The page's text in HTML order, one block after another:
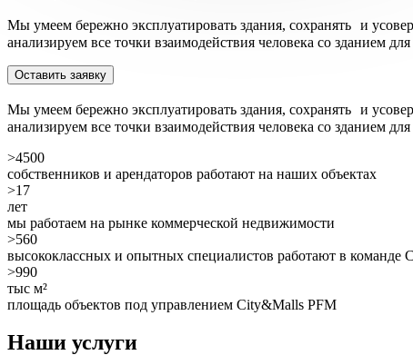
Мы умеем бережно эксплуатировать здания, сохранять и
анализируем все точки взаимодействия человека со зданием
Оставить заявку
Мы умеем бережно эксплуатировать здания, сохранять и
анализируем все точки взаимодействия человека со зданием
>4500
собственников и арендаторов работают на наших объектах
>17
лет
мы работаем на рынке коммерческой недвижимости
>560
высококлассных и опытных специалистов работают в команде
>990
тыс м²
площадь объектов под управлением City&Malls PFM
Наши услуги